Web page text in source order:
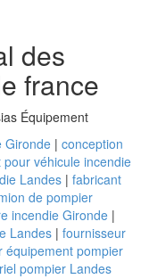
des
france
Équipement
Gironde | conception
véhicule incendie
Landes | fabricant
de pompier
incendie Gironde |
Landes | fournisseur
équipement pompier
pompier Landes